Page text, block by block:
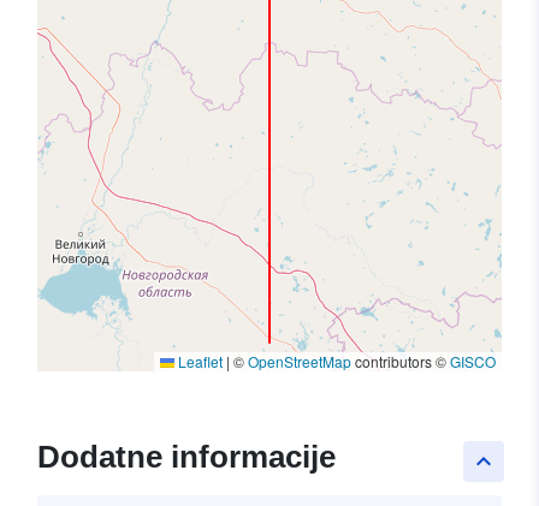
Leaflet | ©OpenStreetMapcontributors ©GISCO
keyboard_arrow_up
Dodatne informacije